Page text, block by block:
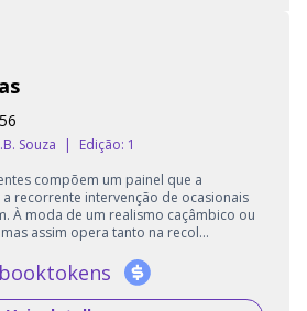
Souza |
Edição: 1
compõem um painel que a
recorrente intervenção de ocasionais
À moda de um realismo caçâmbico ou
assim opera tanto na recol...
booktokens